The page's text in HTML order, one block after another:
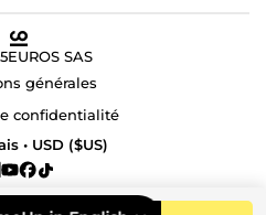
SAS
générales
confidentialité
• USD ($US)